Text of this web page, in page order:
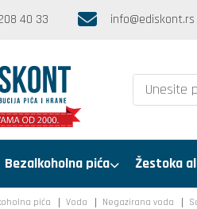
40 33 info@ediskont.rs
Bezalkoholna pića Žestoka
pića Voda Negazirana voda